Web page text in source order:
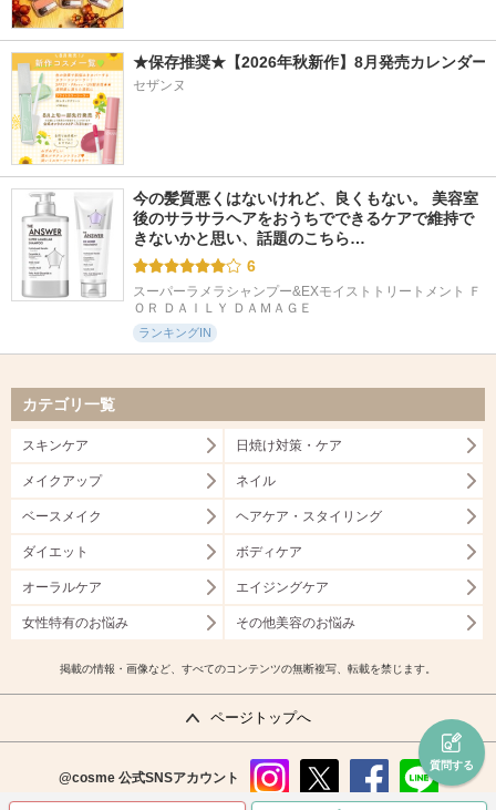
質問する
★保存推奨★【2026年秋新作】8月発売カレンダー
セザンヌ
今の髪質悪くはないけれど、良くもない。 美容室
後のサラサラヘアをおうちでできるケアで維持で
きないかと思い、話題のこちら…
6
スーパーラメラシャンプー&EXモイストトリートメント Ｆ
ＯＲ ＤＡＩＬＹ ＤＡＭＡＧＥ
ランキングIN
カテゴリ一覧
スキンケア 日焼け対策・ケア
メイクアップ ネイル
ベースメイク ヘアケア・スタイリング
ダイエット ボディケア
オーラルケア エイジングケア
女性特有のお悩み その他美容のお悩み
掲載の情報・画像など、すべてのコンテンツの無断複写、転載を禁じます。
ページトップへ
@cosme 公式SNSアカウント